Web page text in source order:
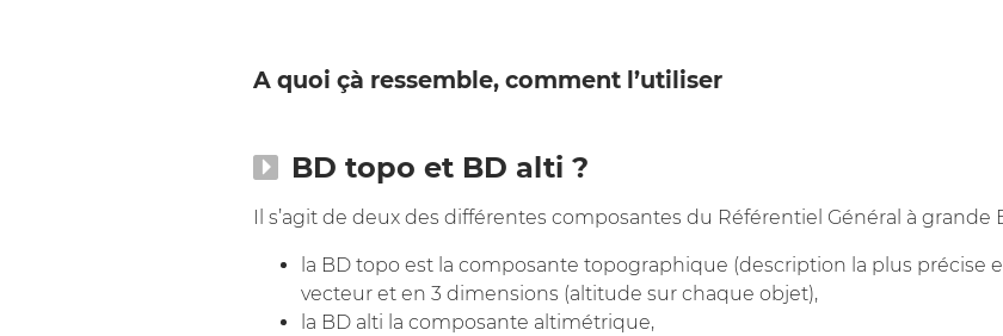
A quoi çà ressemble, comment l’utiliser
BD topo et BD alti ?
Il s’agit de deux des différentes composantes du Référentiel Général à grande
la BD topo est la composante topographique (description la plus précise
vecteur et en 3 dimensions (altitude sur chaque objet),
la BD alti la composante altimétrique,